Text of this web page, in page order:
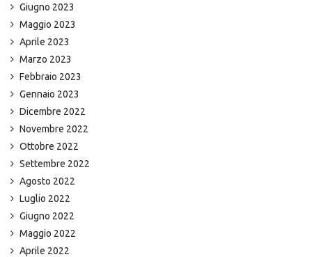
Giugno 2023
Maggio 2023
Aprile 2023
Marzo 2023
Febbraio 2023
Gennaio 2023
Dicembre 2022
Novembre 2022
Ottobre 2022
Settembre 2022
Agosto 2022
Luglio 2022
Giugno 2022
Maggio 2022
Aprile 2022